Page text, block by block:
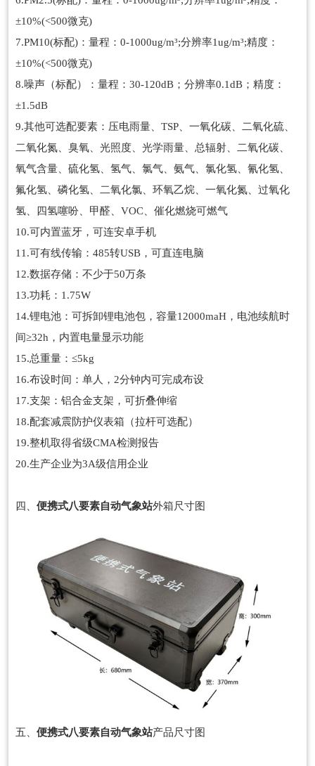
±10%(<500微克)
7.PM10(标配)：量程：0-1000ug/m³;分辨率1ug/m³;精度：
±10%(<500微克)
8.噪声（标配）：量程：30-120dB；分辨率0.1dB；精度：
±1.5dB
9.其他可选配要素：压电雨量、TSP、一氧化碳、二氧化硫、
二氧化氮、臭氧、光照度、光学雨量、总辐射、二氧化碳、
氧气含量、硫化氢、氢气、氯气、氨气、氯化氢、氰化氢、
氟化氢、磷化氢、二氧化氯、环氧乙烷、一氧化氮、过氧化
氢、四氢噻吩、甲醛、VOC、催化燃烧可燃气
10.可内置蓝牙，可连安卓手机
11.可有线传输：485转USB，可直连电脑
12.数据存储：不少于50万条
13.功耗：1.75W
14.锂电池：可拆卸锂电池包，容量12000maH，电池续航时
间≥32h，内置电量显示功能
15.总重量：≤5kg
16.布设时间：单人，2分钟内可完成布设
17.支架：铝合金支架，可折叠伸缩
18.配套减震防护仪表箱（拉杆可选配）
19.整机取得省级CMA检测报告
20.生产企业为3A级信用企业
四、 便携式八要素自动气象站外箱尺寸图
五、 便携式八要素自动气象站产品尺寸图